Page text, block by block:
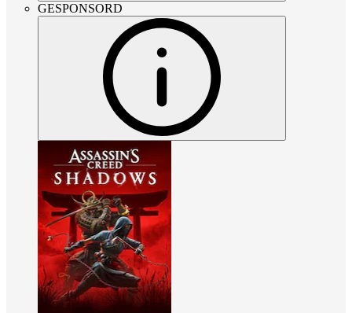
GESPONSORD